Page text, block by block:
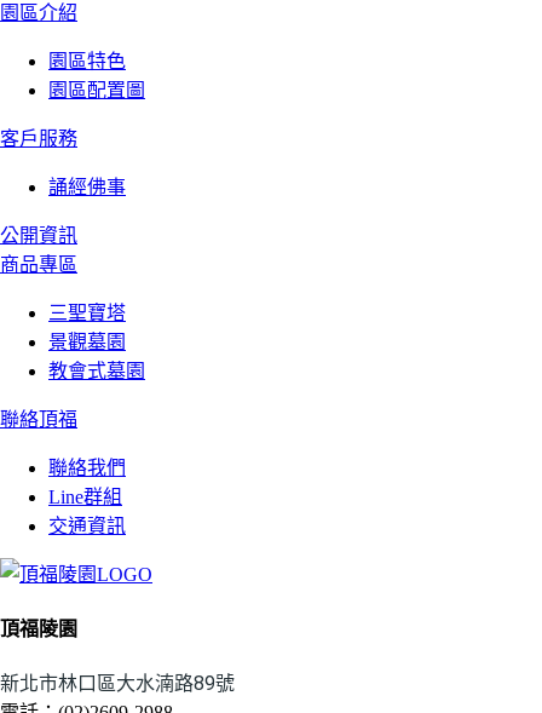
園區介紹
園區特色
園區配置圖
客戶服務
誦經佛事
公開資訊
商品專區
三聖寶塔
景觀墓園
教會式墓園
聯絡頂福
聯絡我們
Line群組
交通資訊
頂福陵園
新北市林口區大水湳路89號